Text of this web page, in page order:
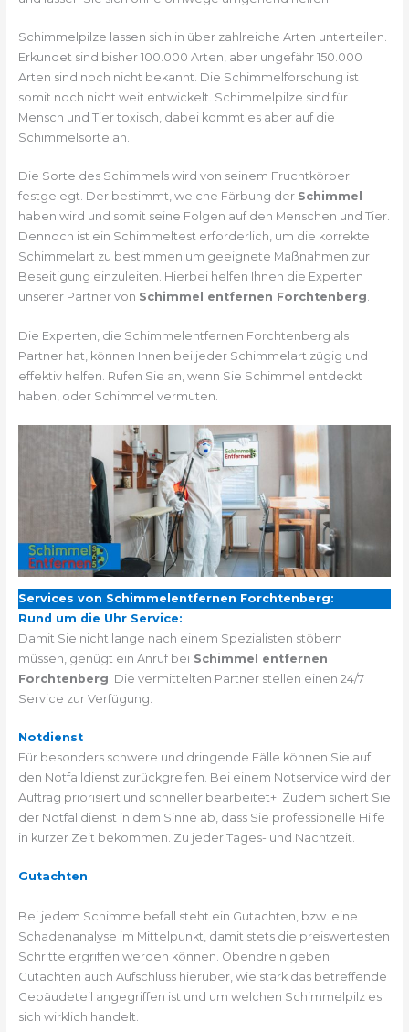
Schimmelpilze lassen sich in über zahlreiche Arten unterteilen.
Erkundet sind bisher 100.000 Arten, aber ungefähr 150.000
Arten sind noch nicht bekannt. Die Schimmelforschung ist
somit noch nicht weit entwickelt. Schimmelpilze sind für
Mensch und Tier toxisch, dabei kommt es aber auf die
Schimmelsorte an.
Die Sorte des Schimmels wird von seinem Fruchtkörper
festgelegt. Der bestimmt, welche Färbung der Schimmel
haben wird und somit seine Folgen auf den Menschen und Tier.
Dennoch ist ein Schimmeltest erforderlich, um die korrekte
Schimmelart zu bestimmen um geeignete Maßnahmen zur
Beseitigung einzuleiten. Hierbei helfen Ihnen die Experten
unserer Partner von Schimmel entfernen Forchtenberg.
Die Experten, die Schimmelentfernen Forchtenberg als
Partner hat, können Ihnen bei jeder Schimmelart zügig und
effektiv helfen. Rufen Sie an, wenn Sie Schimmel entdeckt
haben, oder Schimmel vermuten.
Services von Schimmelentfernen Forchtenberg:
Rund um die Uhr Service:
Damit Sie nicht lange nach einem Spezialisten stöbern
müssen, genügt ein Anruf bei Schimmel entfernen
Forchtenberg . Die vermittelten Partner stellen einen 24/7
Service zur Verfügung.
Notdienst
Für besonders schwere und dringende Fälle können Sie auf
den Notfalldienst zurückgreifen. Bei einem Notservice wird der
Auftrag priorisiert und schneller bearbeitet+. Zudem sichert Sie
der Notfalldienst in dem Sinne ab, dass Sie professionelle Hilfe
in kurzer Zeit bekommen. Zu jeder Tages- und Nachtzeit.
Gutachten
Bei jedem Schimmelbefall steht ein Gutachten, bzw. eine
Schadenanalyse im Mittelpunkt, damit stets die preiswertesten
Schritte ergriffen werden können. Obendrein geben
Gutachten auch Aufschluss hierüber, wie stark das betreffende
Gebäudeteil angegriffen ist und um welchen Schimmelpilz es
sich wirklich handelt.